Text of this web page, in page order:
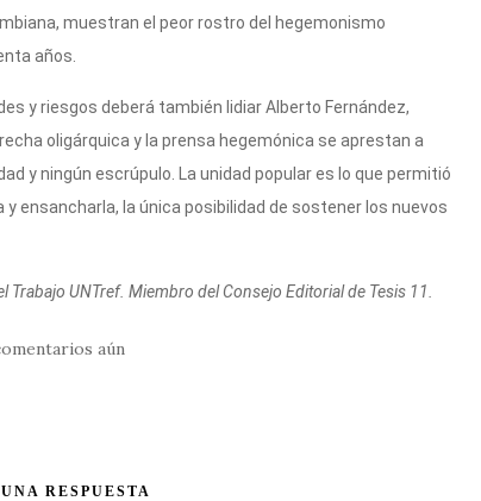
muestran el peor rostro del hegemonismo
años.
y riesgos deberá también lidiar Alberto Fernández,
oligárquica y la prensa hegemónica se aprestan a
y ningún escrúpulo. La unidad popular es lo que permitió
ensancharla, la única posibilidad de sostener los nuevos
UNTref. Miembro del Consejo Editorial de Tesis 11.
aún
RESPUESTA